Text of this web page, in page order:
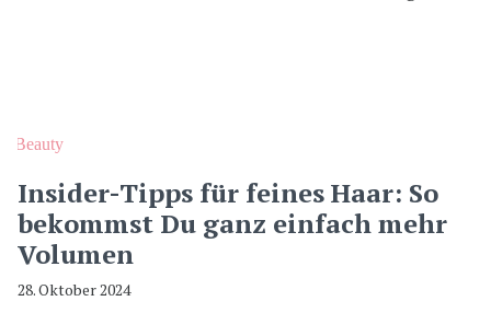
Beauty
Insider-Tipps für feines Haar: So
bekommst Du ganz einfach mehr
Volumen
28. Oktober 2024